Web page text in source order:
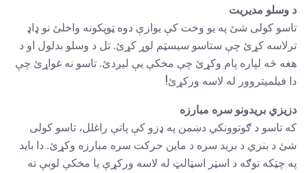
د وسلو مدیریت
تاسو کولی شئ په یو وخت کې یوازې دوه ټوپکونه واخلئ نو ډاډ
ترلاسه کړئ چې ستاسو سیسټم لوړ کړئ. تل د وسلو بدلول او د
هغه څه لپاره پام وکړئ چې مخکې یې لیږدئ. تاسو نه غواړئ چې
دا فیلمیتروور له لاسه ورکړئ!
دزیزي بریدونو سره مبارزه
که تاسو د ګوتوونکي دښمن په ډزو کې پاتې راغلل، تاسو کولی
شئ د بنزي د برید سره د ماین حرکت سره مبارزه وکړئ. دا باید
په چټکه توګه د اسټر اسټالټ له لاسه ورکړې یا مخکې لوبې ته